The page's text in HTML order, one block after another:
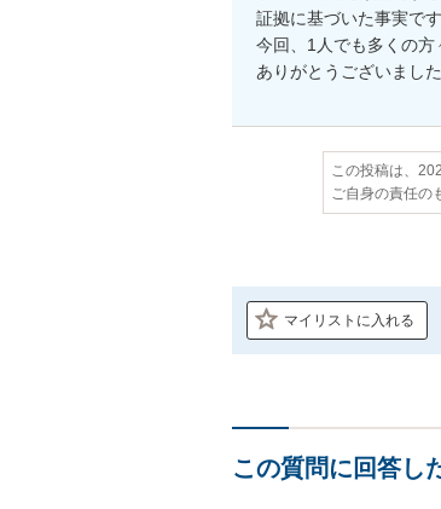
証拠に基づいた事実です
今回、1人でも多くの方
ありがとうございました
この投稿は、
ご自身の責任の
マイリストに入れる
この質問に回答し